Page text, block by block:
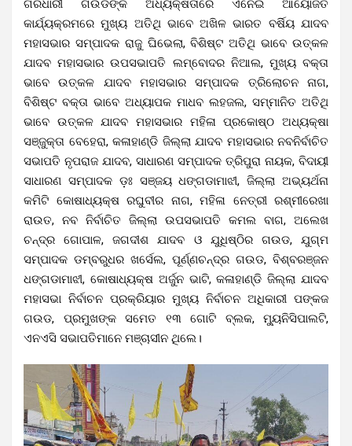
ଗିରିଧାରୀ ଗଉଡଙ୍କ ଅଧ୍ୟକ୍ଷତାରେ ଏନେଇ ଆୟୋଜିତ
କାର୍ଯ୍ୟକ୍ରମରେ ମୁଖ୍ୟ ଅତିଥି ଭାବେ ଅଖିଳ ଭାରତ ବର୍ଷିୟ ଯାଦବ
ମହାସଭାର ସମ୍ପାଦକ ରାଜୁ ଘିଭେଲା, ବିଶିଷ୍ଟ ଅତିଥି ଭାବେ ଉତ୍କଳ
ଯାଦବ ମହାସଭାର ଉପସଭାପତି ଲମ୍ବୋଦର ନିଆଲ, ମୁଖ୍ୟ ବକ୍ତା
ଭାବେ ଉତ୍କଳ ଯାଦବ ମହାସଭାର ସମ୍ପାଦକ ତ୍ରିଲୋଚନ ନାଗ,
ବିଶିଷ୍ଟ ବକ୍ତା ଭାବେ ଅଧ୍ୟାପକ ମାଧବ ଲହଜଲ, ସମ୍ମାନିତ ଅତିଥି
ଭାବେ ଉତ୍କଳ ଯାଦବ ମହାସଭାର ମହିଳା ପ୍ରକୋଷ୍ଠ ଅଧ୍ୟକ୍ଷା
ସଞ୍ଜୁକ୍ତା ବେହେରା, କଳାହାଣ୍ଡି ଜିଲ୍ଲା ଯାଦବ ମହାସଭାର ନବନିର୍ବାଚିତ
ସଭାପତି ନୃପରାଜ ଯାଦବ, ସାଧାରଣ ସମ୍ପାଦକ ତ୍ରିପୁରା ନାୟକ, ବିଦାୟୀ
ସାଧାରଣ ସମ୍ପାଦକ ଡ଼ଃ ସଞ୍ଜୟ ଧଙ୍ଗଡାମାଝୀ, ଜିଲ୍ଲା ଅଭ୍ୟର୍ଥନା
କମିଟି କୋଷାଧ୍ୟକ୍ଷ ରଘୁବୀର ନାଗ, ମହିଳା ନେତ୍ରୀ ରଶ୍ମୀରେଖା
ରାଉତ, ନବ ନିର୍ବାଚିତ ଜିଲ୍ଲା ଉପସଭାପତି କମଲ ବାଗ, ଅଲେଖ
ଚନ୍ଦ୍ର ଗୋପାଳ, ଜଗଦୀଶ ଯାଦବ ଓ ଯୁଧିଷ୍ଠିର ଗଉଡ, ଯୁଗ୍ମ
ସମ୍ପାଦକ ଡମ୍ବରୁଧର ଖର୍ସେଲ, ପୂର୍ଣ୍ଣଚନ୍ଦ୍ର ଗଉଡ, ବିଶ୍ବରଞ୍ଜନ
ଧଙ୍ଗଡାମାଝୀ, କୋଷାଧ୍ୟକ୍ଷ ଅର୍ଜୁନ ଭାଟି, କଳାହାଣ୍ଡି ଜିଲ୍ଲା ଯାଦବ
ମହାସଭା ନିର୍ବାଚନ ପ୍ରକ୍ରିୟାର ମୁଖ୍ୟ ନିର୍ବାଚନ ଅଧିକାରୀ ପଙ୍କଜ
ଗଉଡ, ପ୍ରମୁଖଙ୍କ ସମେତ ୧୩ ଗୋଟି ବ୍ଲକ, ମ୍ୟୁନିସିପାଲଟି,
ଏନଏସି ସଭାପତିମାନେ ମଞ୍ଚାସୀନ ଥିଲେ।